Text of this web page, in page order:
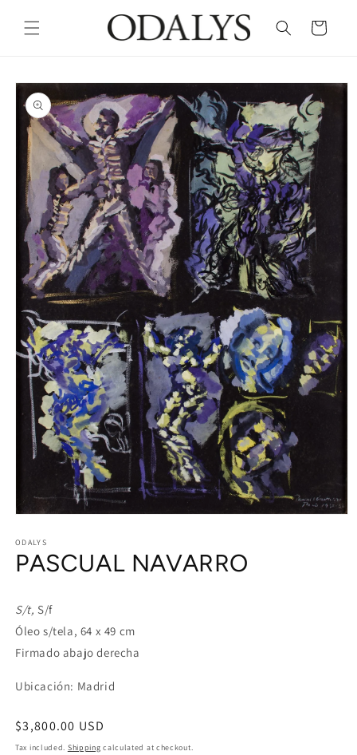
content
Cart
Skip to
product
information
1
in
modal
ODALYS
PASCUAL NAVARRO
S/t, S/f
Óleo s/tela, 64 x 49 cm
Firmado abajo derecha
Ubicación: Madrid
Regular
price
$3,800.00 USD
Tax included. Shipping calculated at checkout.